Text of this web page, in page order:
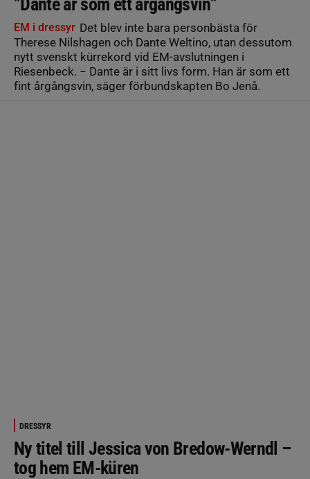
”Dante är som ett årgångsvin”
EM i dressyr Det blev inte bara personbästa för
Therese Nilshagen och Dante Weltino, utan dessutom
nytt svenskt kürrekord vid EM-avslutningen i
Riesenbeck. − Dante är i sitt livs form. Han är som ett
fint årgångsvin, säger förbundskapten Bo Jenå.
DRESSYR
Ny titel till Jessica von Bredow-Werndl –
tog hem EM-küren